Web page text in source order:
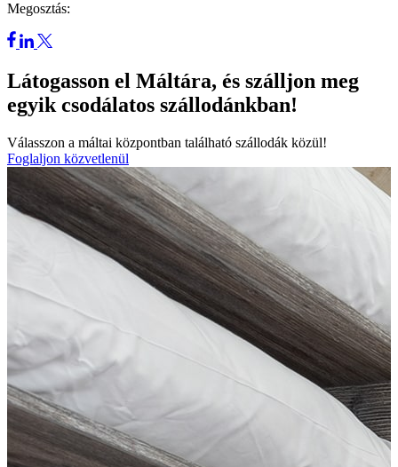
Megosztás:
Látogasson el Máltára, és szálljon meg
egyik csodálatos szállodánkban!
Válasszon a máltai központban található szállodák közül!
Foglaljon közvetlenül